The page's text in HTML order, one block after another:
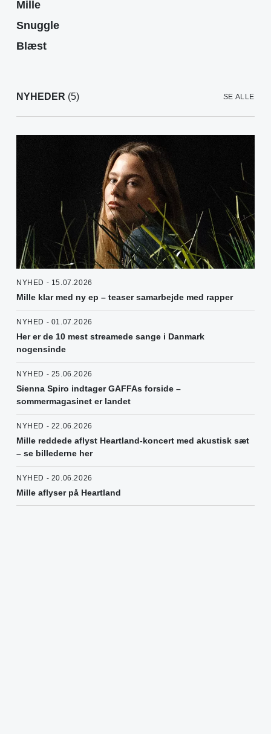
Mille
Snuggle
Blæst
NYHEDER (5) SE ALLE
NYHED - 15.07.2026
Mille klar med ny ep – teaser samarbejde med rapper
NYHED - 01.07.2026
Her er de 10 mest streamede sange i Danmark
nogensinde
NYHED - 25.06.2026
Sienna Spiro indtager GAFFAs forside –
sommermagasinet er landet
NYHED - 22.06.2026
Mille reddede aflyst Heartland-koncert med akustisk sæt
– se billederne her
NYHED - 20.06.2026
Mille aflyser på Heartland